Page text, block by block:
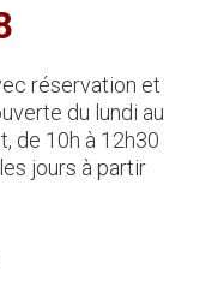
réservation et
du lundi au
de 10h à 12h30
jours à partir